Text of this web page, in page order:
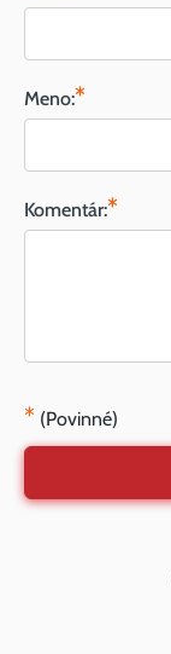
Meno:*
Komentár:*
* (Povinné)